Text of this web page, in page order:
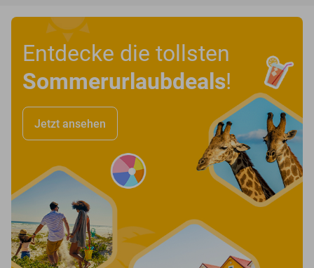
Entdecke die tollsten
Sommerurlaubdeals!
Jetzt ansehen